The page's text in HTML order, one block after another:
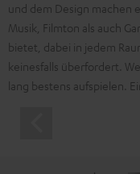
und dem Design machen
Musik, Filmton als auch
bietet, dabei in jedem
keinesfalls überfordert.
lang bestens aufspielen.